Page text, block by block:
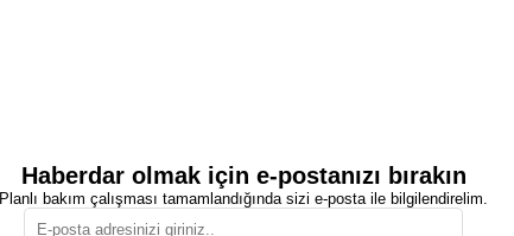
Haberdar olmak için e-postanızı bırakın
Planlı bakım çalışması tamamlandığında sizi e-posta ile bilgilendirelim.